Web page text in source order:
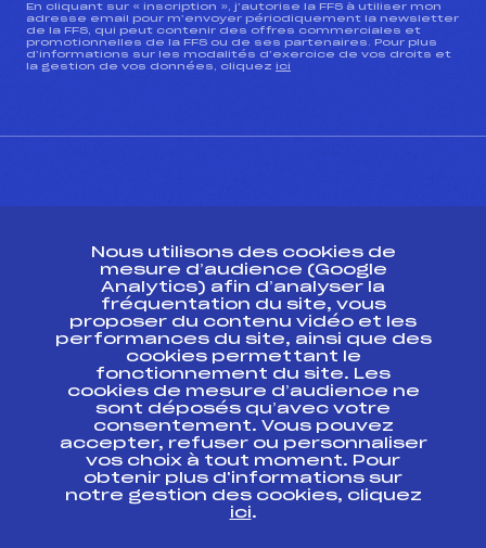
En cliquant sur « inscription », j’autorise la FFS à utiliser mon
adresse email pour m’envoyer périodiquement la newsletter
de la FFS, qui peut contenir des offres commerciales et
promotionnelles de la FFS ou de ses partenaires. Pour plus
d’informations sur les modalités d’exercice de vos droits et
la gestion de vos données, cliquez ici
ESPACE PRESSE
Ressources
Pass’Neige
Projet sportif fédéral
Projet de performance fédéral
Antidopage
Pôle Développement, Formation, Suivi
Scientifique
Listes ministérielles
Pôle vie de l’athlète
Nous utilisons des cookies de
mesure d’audience (Google
Analytics) afin d’analyser la
fréquentation du site, vous
proposer du contenu vidéo et les
performances du site, ainsi que des
cookies permettant le
fonctionnement du site. Les
cookies de mesure d’audience ne
sont déposés qu’avec votre
consentement. Vous pouvez
accepter, refuser ou personnaliser
vos choix à tout moment. Pour
obtenir plus d'informations sur
notre gestion des cookies, cliquez
ici.